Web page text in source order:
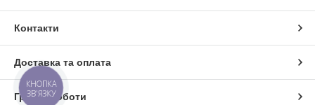
Контакти
Доставка та оплата
Графік роботи
КНОПКА
ЗВ'ЯЗКУ